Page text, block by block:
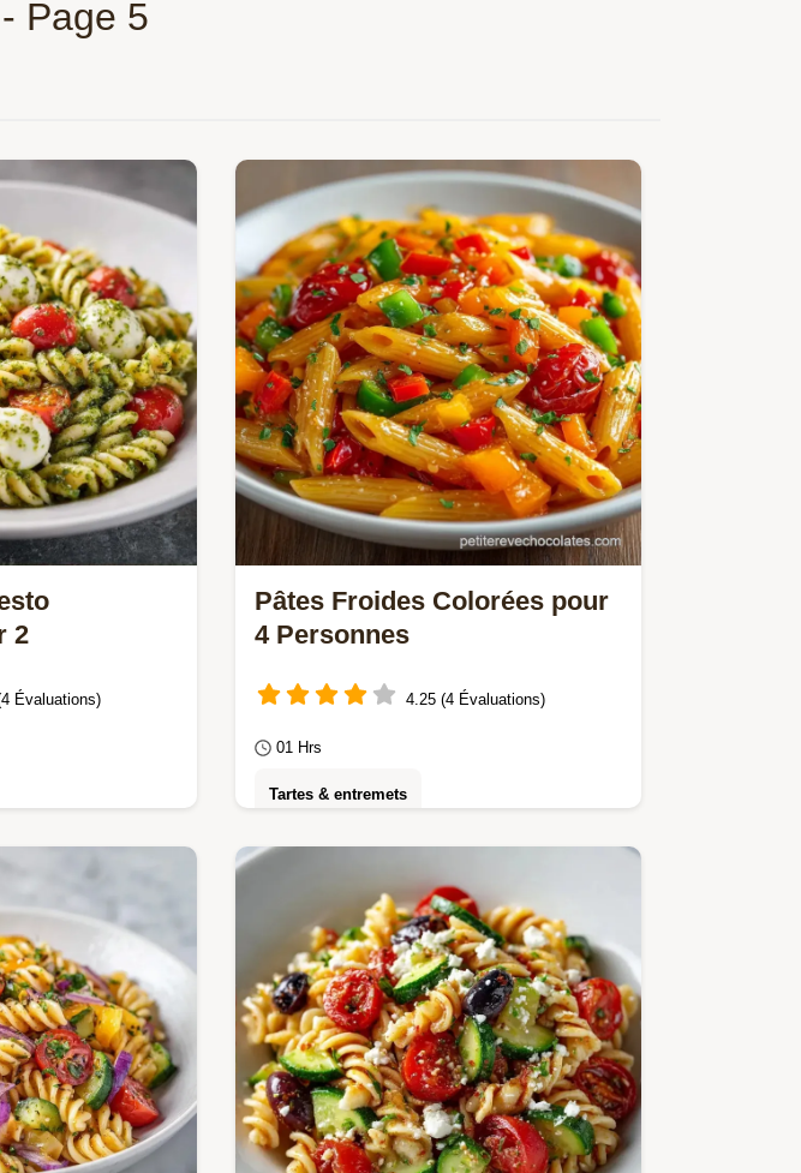
Page 5
2
Évaluations)
pâtes pesto
Une recette
mozzarella
de…
Pâtes Froides Colorées pour
4 Personnes
4.25 (4 Évaluations)
01 Hrs
Tartes & entremets
Découvrez nos Pâtes froides
colorées, une recette pâtes froides
pique-nique idéale.